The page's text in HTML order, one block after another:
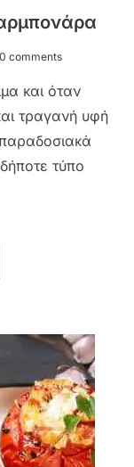
0 comments
και όταν
τραγανή υφή
τύπο